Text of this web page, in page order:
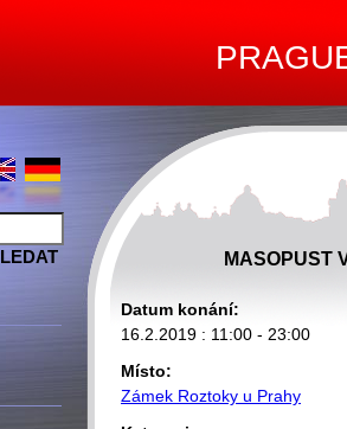
MASOPUST
Datum konání:
16.2.2019 : 11:00 - 23:00
Místo:
Zámek Roztoky u Prahy